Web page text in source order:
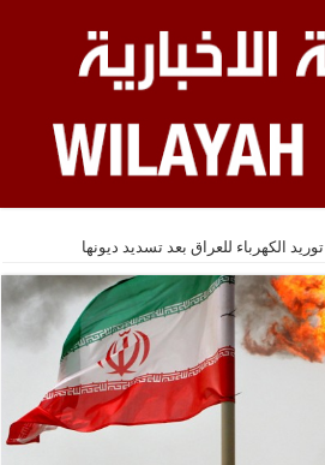
الكهرباء للعراق بعد تسديد ديونها